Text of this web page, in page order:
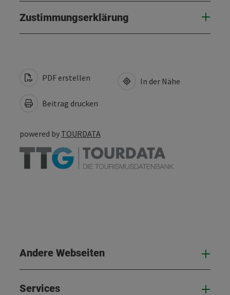
Zustimmungserklärung
PDF erstellen
Beitrag drucken
In der Nähe
powered by TOURDATA
Andere Webseiten
Services